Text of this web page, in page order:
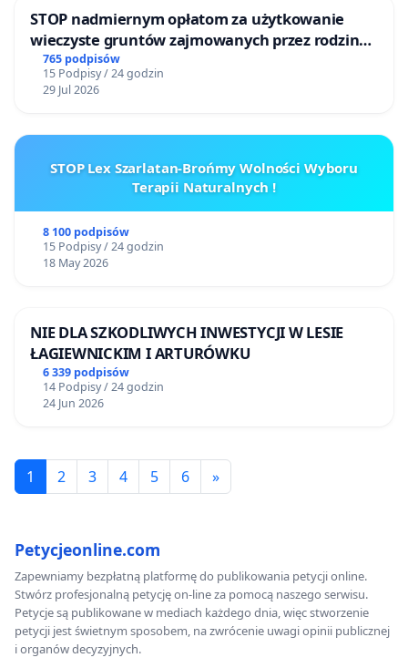
STOP nadmiernym opłatom za użytkowanie
wieczyste gruntów zajmowanych przez rodzinne
ogrody działkowe.
765 podpisów
15 Podpisy / 24 godzin
29 Jul 2026
STOP Lex Szarlatan-Brońmy Wolności Wyboru
Terapii Naturalnych !
8 100 podpisów
15 Podpisy / 24 godzin
18 May 2026
NIE DLA SZKODLIWYCH INWESTYCJI W LESIE
ŁAGIEWNICKIM I ARTURÓWKU
6 339 podpisów
14 Podpisy / 24 godzin
24 Jun 2026
1 2 3 4 5 6 »
Petycjeonline.com
Zapewniamy bezpłatną platformę do publikowania petycji online.
Stwórz profesjonalną petycję on-line za pomocą naszego serwisu.
Petycje są publikowane w mediach każdego dnia, więc stworzenie
petycji jest świetnym sposobem, na zwrócenie uwagi opinii publicznej
i organów decyzyjnych.